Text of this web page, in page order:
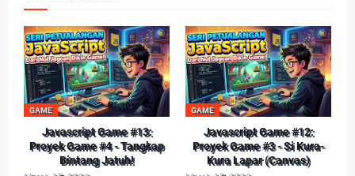
GAME
Javascript Game #13:
Proyek Game #4 - Tangkap
Bintang Jatuh!
GAME
Javascript Game #12:
Proyek Game #3 - Si Kura-
Kura Lapar (Canvas)